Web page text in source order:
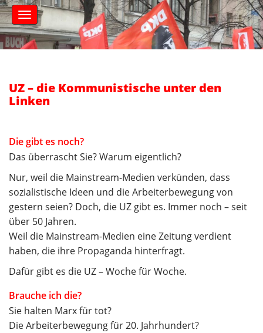
M
a
i
n
u
S
k
i
p
c
o
t
UZ – die Kommunistische unter den
Linken
Die gibt es noch?
Das überrascht Sie? Warum eigentlich?
Nur, weil die Mainstream-Medien verkünden, dass
sozialistische Ideen und die Arbeiterbewegung von
gestern seien? Doch, die UZ gibt es. Immer noch – seit
über 50 Jahren.
Weil die Mainstream-Medien eine Zeitung verdient
haben, die ihre Propaganda hinterfragt.
Dafür gibt es die UZ – Woche für Woche.
Brauche ich die?
Sie halten Marx für tot?
Die Arbeiterbewegung für 20. Jahrhundert?